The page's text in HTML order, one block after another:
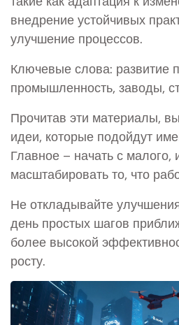
внедрение устойчивых
улучшение процессов.
Ключевые слова: развитие
промышленность, заводы,
Прочитав эти материалы,
идеи, которые подойдут
Главное – начать с малого,
масштабировать то, что
Не откладывайте
день простых шагов
более высокой
росту.